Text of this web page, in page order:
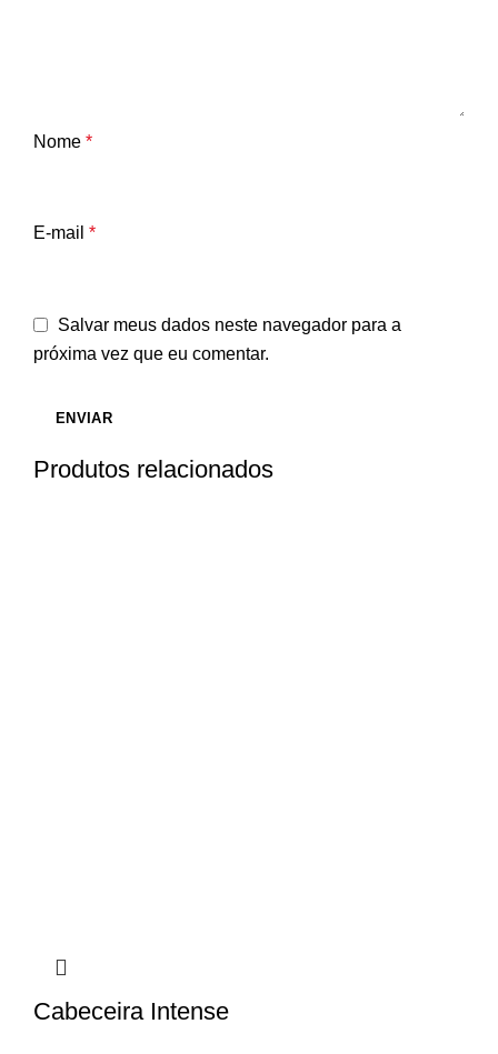
Nome *
E-mail *
Salvar meus dados neste navegador para a
próxima vez que eu comentar.
Produtos relacionados
Cabeceira Intense